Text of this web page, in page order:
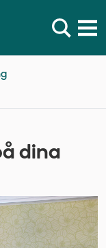
dina